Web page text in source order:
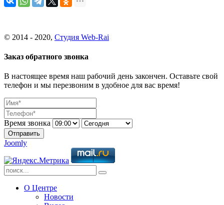
© 2014 - 2020, Студия Web-Rai
Заказ обратного звонка
В настоящее время наш рабочий день закончен. Оставьте свой
телефон и мы перезвоним в удобное для вас время!
Время звонка
Отправить
Joomly
О Центре
Новости